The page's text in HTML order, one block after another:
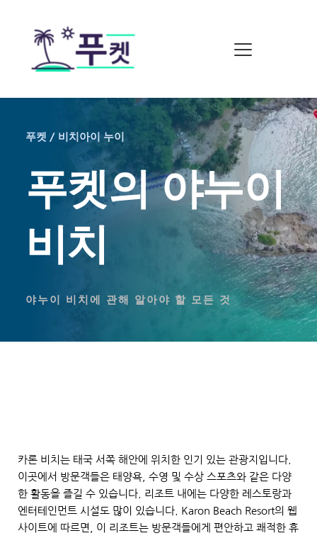
푸켓 / 비치아이 누이
푸켓의 야누이
비치
야누이 비치에 관해 알아야 할 모든 것
카론 비치는 태국 서쪽 해안에 위치한 인기 있는 관광지입니다.
이곳에서 방문객들은 태양욕, 수영 및 수상 스포츠와 같은 다양
한 활동을 즐길 수 있습니다. 리조트 내에는 다양한 레스토랑과
엔터테인먼트 시설도 많이 있습니다. Karon Beach Resort의 웹
사이트에 따르면, 이 리조트는 방문객들에게 편안하고 쾌적한 휴